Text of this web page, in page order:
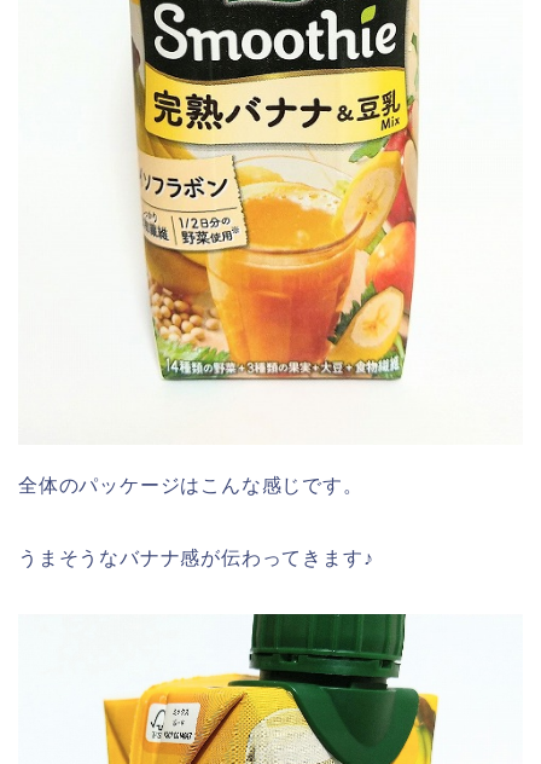
全体のパッケージはこんな感じです。
うまそうなバナナ感が伝わってきます♪